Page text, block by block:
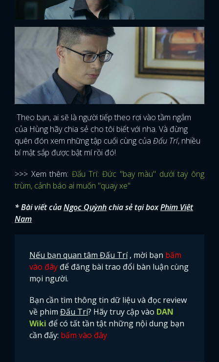
Theo bạn, ai sẽ là người tiếp theo rơi vào tầm ngắm
của Hùng hãy chia sẻ cho tôi biết với nha. Và đừng
quên đón xem những tập cuối cùng của Đấu Trí, nhiều
bí mật sắp được bật mí rồi đó!
>>> Xem thêm: Đấu Trí: Đức "bay màu" dưới tay ông
trùm, cảnh báo ai muốn "quay xe"
* Bài viết củaNgọc Quỳnhchia sẻ tại boxPhim Việt
Nam
Nếu bạn quan tâm Đấu Trí , mời bạn bấm
vào đây để đăng bài trao đổi bàn luận cùng
mọi người.
Bạn cần tìm thông tin dữ liệu và đọc review
về phim Đấu Trí? Hãy truy cập vào DAN
Wiki để có tất tần tật những nội dung bạn
cần đấy: bấm vào đây